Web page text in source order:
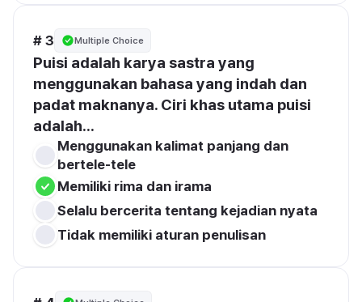
# 3 Multiple Choice
Puisi adalah karya sastra yang
menggunakan bahasa yang indah dan
padat maknanya. Ciri khas utama puisi
adalah...
Menggunakan kalimat panjang dan
bertele-tele
Memiliki rima dan irama
Selalu bercerita tentang kejadian nyata
Tidak memiliki aturan penulisan